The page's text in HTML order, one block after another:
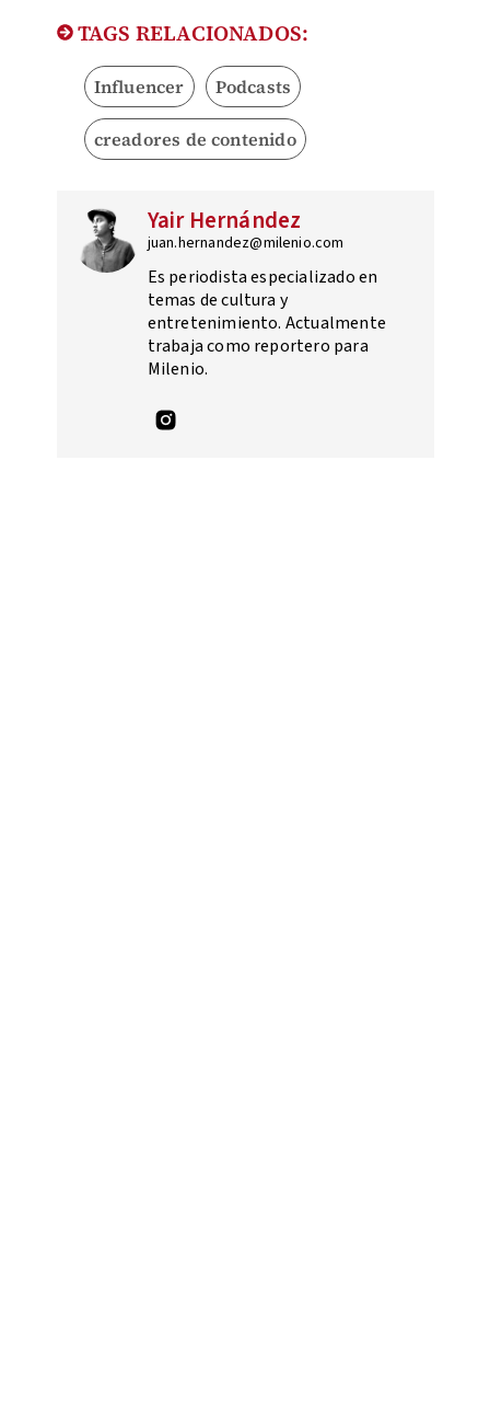
TAGS RELACIONADOS:
Influencer Podcasts
creadores de contenido
Yair Hernández
juan.hernandez@milenio.com
Es periodista especializado en
temas de cultura y
entretenimiento. Actualmente
trabaja como reportero para
Milenio.